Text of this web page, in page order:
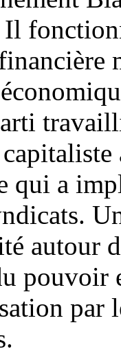
qui a
autour
par